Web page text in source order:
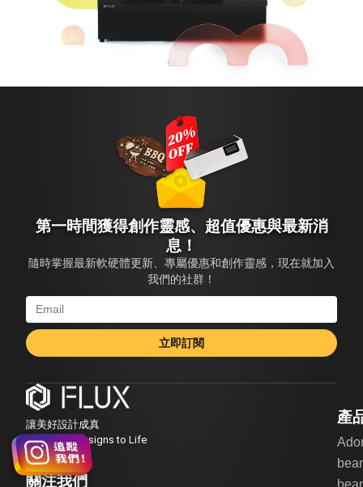
第一時間獲得創作靈感、超值優惠與最新消
息！
隨時掌握最新軟硬體更新、專屬優惠和創作靈感，現在就加入
我們的社群！
立即訂閱
讓美好設計成真
Bring Your Designs to Life
關注我們
產